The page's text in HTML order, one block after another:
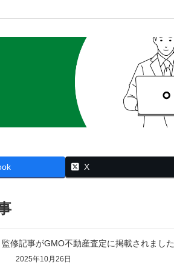
X
監修記事がGMO不動産査定に掲載されました
2025年10月26日